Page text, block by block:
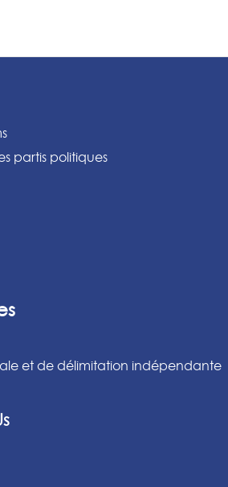
partis politiques
et de délimitation indépendante